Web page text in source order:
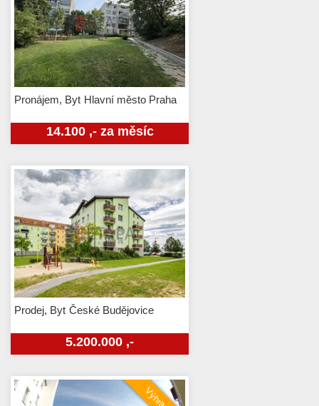
Pronájem, Byt Hlavní město Praha
14.100 ,- za měsíc
Prodej, Byt České Budějovice
5.200.000 ,-